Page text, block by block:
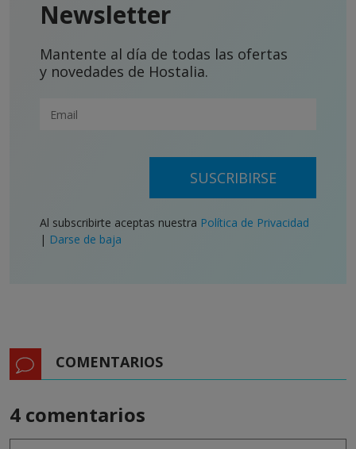
Newsletter
Mantente al día de todas las ofertas
y novedades de Hostalia.
SUSCRIBIRSE
Al subscribirte aceptas nuestra Política de Privacidad
| Darse de baja
COMENTARIOS
4 comentarios